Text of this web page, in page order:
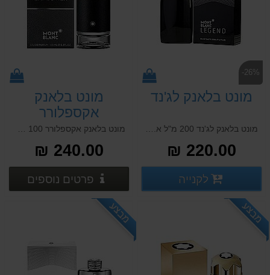
-26%
מונט בלאנק לג'נד
220.00 ₪
פרטים נוספים פרטים נוספים לקנייה
מונט בלאנק
אקספלורר
240.00 ₪
פרטים נוספים
מבצע מבצע